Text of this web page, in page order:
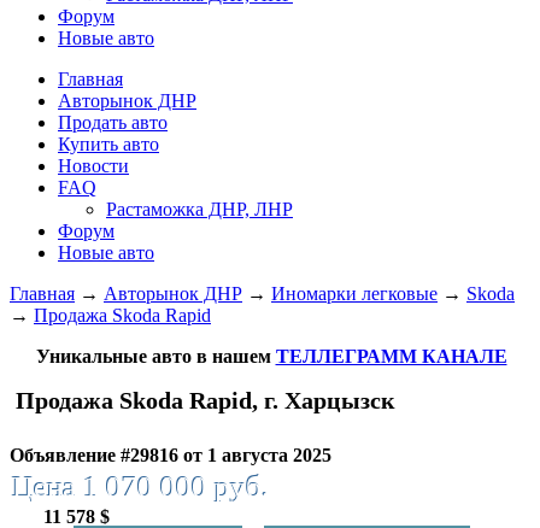
Форум
Новые авто
Главная
Авторынок ДНР
Продать авто
Купить авто
Новости
FAQ
Растаможка ДНР, ЛНР
Форум
Новые авто
Главная → Авторынок ДНР → Иномарки легковые → Skoda
→ Продажа Skoda Rapid
Уникальные авто в нашем ТЕЛЛЕГРАММ КАНАЛЕ
Продажа Skoda Rapid, г. Харцызск
Объявление #29816 от 1 августа 2025
Цена 1 070 000 руб.
11 578 $